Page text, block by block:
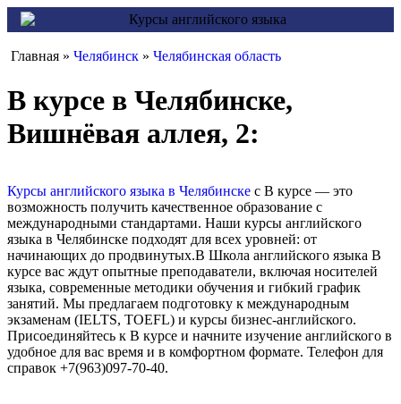
Главная » Челябинск » Челябинская область
В курсе в Челябинске,
Вишнёвая аллея, 2:
Курсы английского языка в Челябинске с В курсе — это
возможность получить качественное образование с
международными стандартами. Наши курсы английского
языка в Челябинске подходят для всех уровней: от
начинающих до продвинутых.В Школа английского языка В
курсе вас ждут опытные преподаватели, включая носителей
языка, современные методики обучения и гибкий график
занятий. Мы предлагаем подготовку к международным
экзаменам (IELTS, TOEFL) и курсы бизнес-английского.
Присоединяйтесь к В курсе и начните изучение английского в
удобное для вас время и в комфортном формате. Телефон для
справок +7(963)097-70-40.